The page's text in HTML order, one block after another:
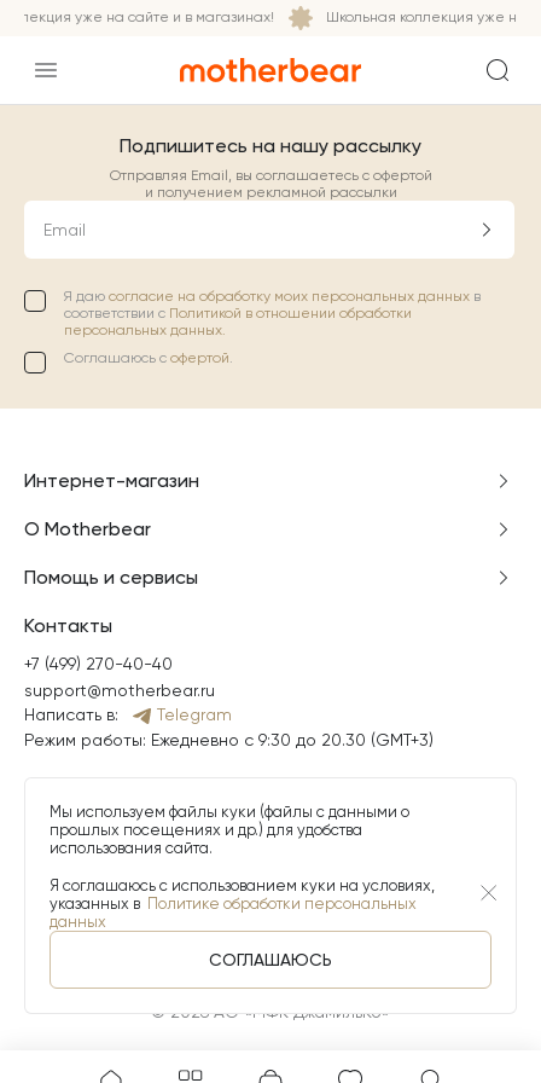
уже на сайте и в магазинах! Школьная коллекция уже на
Подпишитесь на нашу рассылку
Отправляя Email, вы соглашаетесь с офертой
и получением рекламной рассылки
Email
Я даю согласие на обработку моих персональных данных в
соответствии с Политикой в отношении обработки
персональных данных.
Соглашаюсь с офертой.
Интернет-магазин
О Motherbear
Помощь и сервисы
Контакты
+7 (499) 270-40-40
support@motherbear.ru
Написать в:
Telegram
Режим работы: Ежедневно с 9:30 до 20.30 (GMT+3)
© 2026 АО «МФК ДжамильКо»
Мы используем файлы куки (файлы с данными о
прошлых посещениях и др.) для удобства
использования сайта.
Я соглашаюсь с использованием куки на условиях,
указанных в Политике обработки персональных
данных
СОГЛАШАЮСЬ